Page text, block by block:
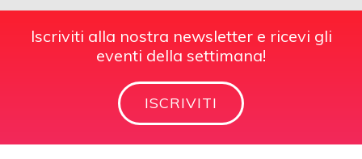
Iscriviti alla nostra newsletter e ricevi gli
eventi della settimana!
ISCRIVITI